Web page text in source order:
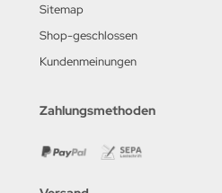
Sitemap
Shop-geschlossen
Kundenmeinungen
Zahlungsmethoden